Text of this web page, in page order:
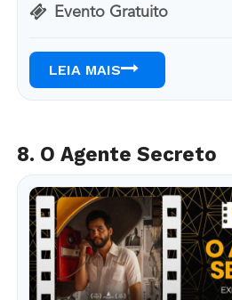
Evento Gratuito
LEIA MAIS
8. O Agente Secreto